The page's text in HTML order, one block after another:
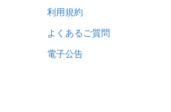
利用規約
よくあるご質問
電子公告